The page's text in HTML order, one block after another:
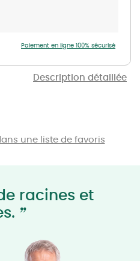
Description détaillée
Paiement en ligne 100% sécurisé
racines et
”
une liste de favoris